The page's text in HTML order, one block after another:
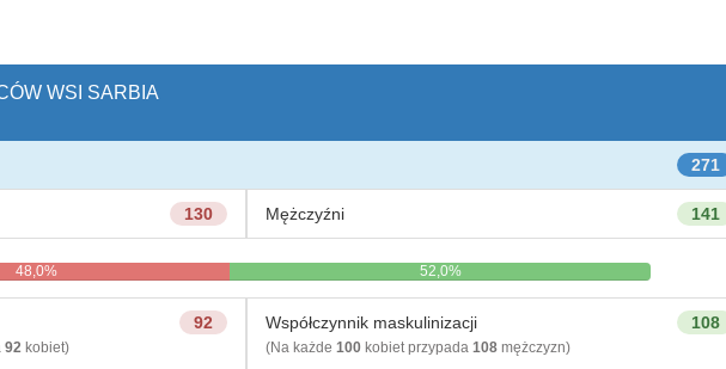
WSI SARBIA
271
130 141
Mężczyźni
48,0% 52,0%
92
92kobiet)
108
Współczynnik maskulinizacji
(Na każde 100kobiet przypada 108mężczyzn)